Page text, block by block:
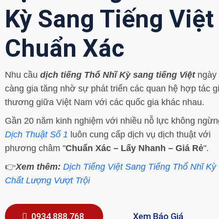
Kỳ Sang Tiếng Việt
Chuẩn Xác
Nhu cầu dịch tiếng Thổ Nhĩ Kỳ sang tiếng Việtngày
càng gia tăng nhờ sự phát triển các quan hệ hợp tác
thương giữa Việt Nam với các quốc gia khác nhau.
Gần 20 năm kinh nghiệm với nhiều nỗ lực không
Dịch Thuật Số 1 luôn cung cấp dịch vụ dịch thuật với
phương châm "Chuẩn Xác – Lấy Nhanh – Giá Rẻ".
👉Xem thêm: Dịch Tiếng Việt Sang Tiếng Thổ Nhĩ Kỳ
Chất Lượng Vượt Trội
0934.888.768 Xem Báo Giá